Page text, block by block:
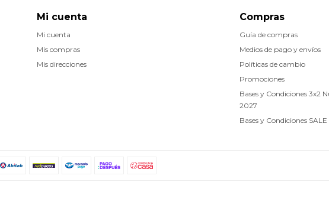
Compras
Guía de compras
Medios de pago y envíos
Políticas de cambio
Promociones
Bases y Condiciones 3x2
2027
Bases y Condiciones SALE
Mi cuenta
Mi cuenta
Mis compras
Mis direcciones